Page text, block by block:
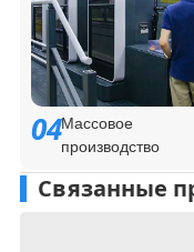
04Массовое
производство
Связанные